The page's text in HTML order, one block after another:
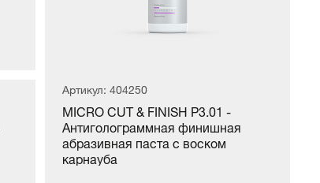
Артикул: 404250
MICRO CUT & FINISH P3.01 -
Антиголограммная финишная
абразивная паста с воском
карнауба